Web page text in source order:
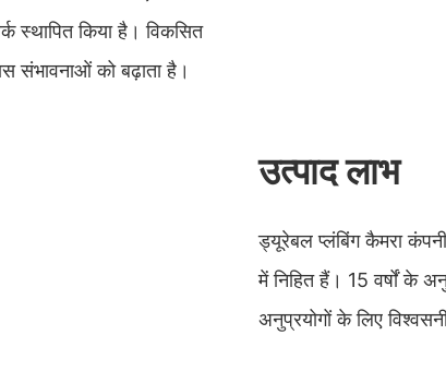
स्थापित किया है। विकसित
संभावनाओं को बढ़ाता है।
उत्पाद लाभ
ड्यूरेबल प्लंबिंग कैमरा
में निहित हैं। 15 वर्षों के
अनुप्रयोगों के लिए